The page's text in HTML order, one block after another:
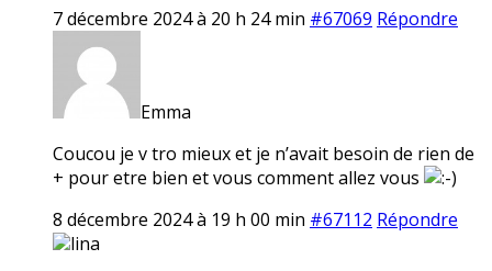
7 décembre 2024 à 20 h 24 min #67069 Répondre
Emma
Coucou je v tro mieux et je n’avait besoin de rien de
+ pour etre bien et vous comment allez vous
8 décembre 2024 à 19 h 00 min #67112 Répondre
lina